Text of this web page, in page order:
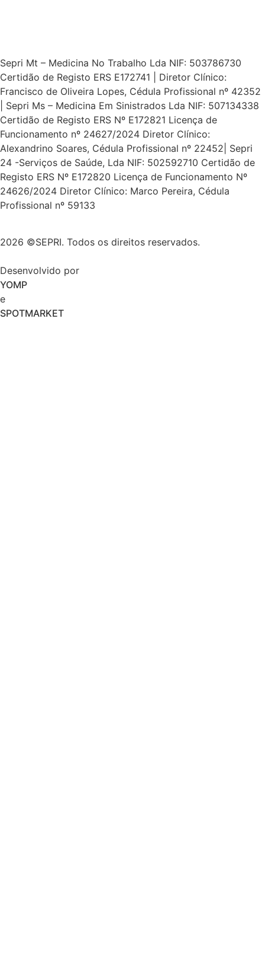
Sepri Mt – Medicina No Trabalho Lda NIF: 503786730
Certidão de Registo ERS E172741 | Diretor Clínico:
Francisco de Oliveira Lopes, Cédula Profissional nº 42352
| Sepri Ms – Medicina Em Sinistrados Lda NIF: 507134338
Certidão de Registo ERS Nº E172821 Licença de
Funcionamento nº 24627/2024 Diretor Clínico:
Alexandrino Soares, Cédula Profissional nº 22452| Sepri
24 -Serviços de Saúde, Lda NIF: 502592710 Certidão de
Registo ERS Nº E172820 Licença de Funcionamento Nº
24626/2024 Diretor Clínico: Marco Pereira, Cédula
Profissional nº 59133
2026 ©SEPRI. Todos os direitos reservados.
Desenvolvido por
YOMP
e
SPOTMARKET